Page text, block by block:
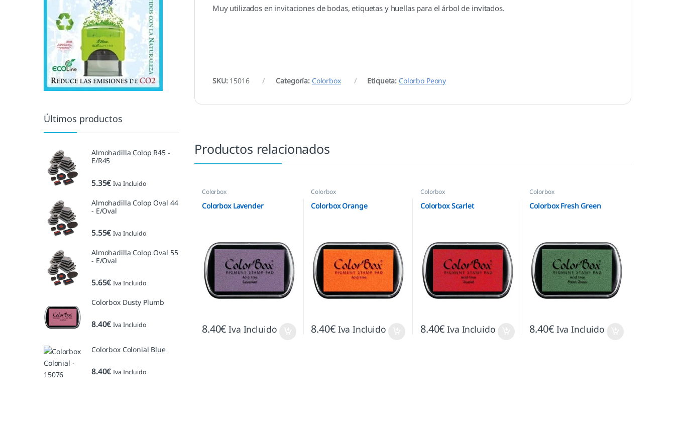
Muy utilizados en invitaciones de bodas, etiquetas y huellas para el árbol de invitados.
SKU: 15016 Categoría: Colorbox Etiqueta: Colorbo Peony
Productos relacionados
Colorbox
Colorbox Lavender
8.40€ Iva Incluido
Colorbox
Colorbox Orange
8.40€ Iva Incluido
Colorbox
Colorbox Scarlet
8.40€ Iva Incluido
Colorbox
Colorbox Fresh Green
8.40€ Iva Incluido
Últimos productos
Almohadilla Colop R45 -
E/R45
5.35€ Iva Incluido
Almohadilla Colop Oval 44
- E/Oval
5.55€ Iva Incluido
Almohadilla Colop Oval 55
- E/Oval
5.65€ Iva Incluido
Colorbox Dusty Plumb
8.40€ Iva Incluido
Colorbox Colonial Blue
8.40€ Iva Incluido